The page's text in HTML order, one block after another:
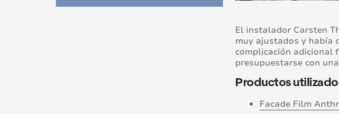
El instalador Carsten
muy ajustados y había
complicación adicional
presupuestarse con
Productos
Facade Film